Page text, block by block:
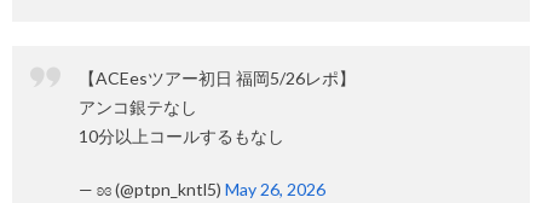
【ACEesツアー初日 福岡5/26レポ】
アンコ銀テなし
10分以上コールするもなし
— ʚɞ (@ptpn_kntl5) May 26, 2026